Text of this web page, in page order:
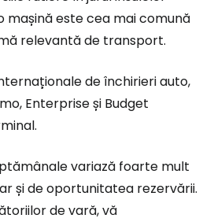
mașină este cea mai comună
relevantă de transport.
de închirieri auto,
Enterprise și Budget
variază foarte mult
și de oportunitatea rezervării.
de vară, vă